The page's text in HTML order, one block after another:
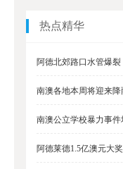
热点精华
阿德北郊路口水管爆裂
南澳各地本周将迎来降
南澳公立学校暴力事件
阿德莱德1.5亿澳元大